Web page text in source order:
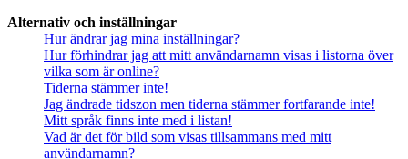
Alternativ och inställningar
Hur ändrar jag mina inställningar?
Hur förhindrar jag att mitt användarnamn visas i listorna över
vilka som är online?
Tiderna stämmer inte!
Jag ändrade tidszon men tiderna stämmer fortfarande inte!
Mitt språk finns inte med i listan!
Vad är det för bild som visas tillsammans med mitt
användarnamn?